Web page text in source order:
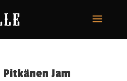
Pitkänen Jam